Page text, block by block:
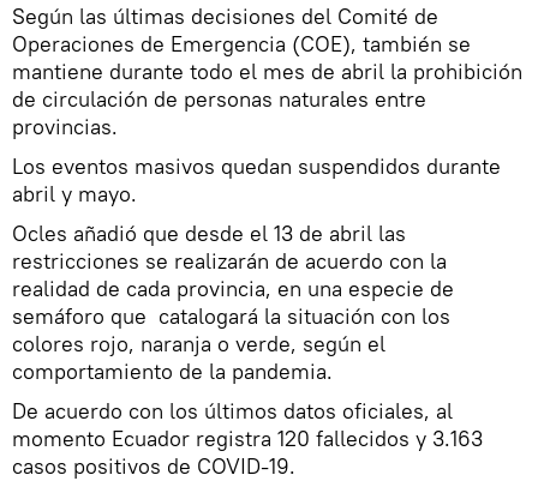
Según las últimas decisiones del Comité de
Operaciones de Emergencia (COE), también se
mantiene durante todo el mes de abril la prohibición
de circulación de personas naturales entre
provincias.
Los eventos masivos quedan suspendidos durante
abril y mayo.
Ocles añadió que desde el 13 de abril las
restricciones se realizarán de acuerdo con la
realidad de cada provincia, en una especie de
semáforo que catalogará la situación con los
colores rojo, naranja o verde, según el
comportamiento de la pandemia.
De acuerdo con los últimos datos oficiales, al
momento Ecuador registra 120 fallecidos y 3.163
casos positivos de COVID-19.